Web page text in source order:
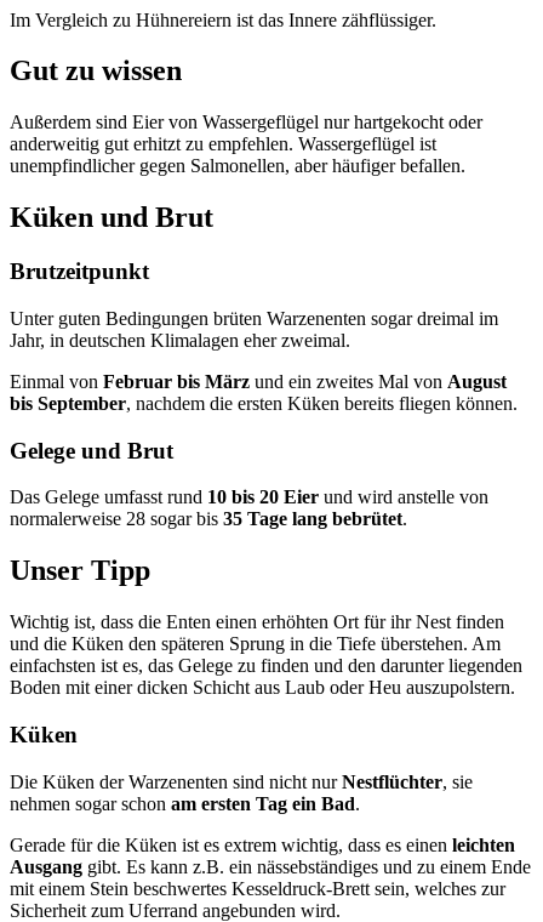
Im Vergleich zu Hühnereiern ist das Innere zähflüssiger.
Gut zu wissen
Außerdem sind Eier von Wassergeflügel nur hartgekocht oder
anderweitig gut erhitzt zu empfehlen. Wassergeflügel ist
unempfindlicher gegen Salmonellen, aber häufiger befallen.
Küken und Brut
Brutzeitpunkt
Unter guten Bedingungen brüten Warzenenten sogar dreimal im
Jahr, in deutschen Klimalagen eher zweimal.
Einmal von Februar bis März und ein zweites Mal von August
bis September, nachdem die ersten Küken bereits fliegen können.
Gelege und Brut
Das Gelege umfasst rund 10 bis 20 Eier und wird anstelle von
normalerweise 28 sogar bis 35 Tage lang bebrütet.
Unser Tipp
Wichtig ist, dass die Enten einen erhöhten Ort für ihr Nest finden
und die Küken den späteren Sprung in die Tiefe überstehen. Am
einfachsten ist es, das Gelege zu finden und den darunter liegenden
Boden mit einer dicken Schicht aus Laub oder Heu auszupolstern.
Küken
Die Küken der Warzenenten sind nicht nurNestflüchter, sie
nehmen sogar schon am ersten Tag ein Bad.
Gerade für die Küken ist es extrem wichtig, dass es einen leichten
Ausgang gibt. Es kann z.B. ein nässebständiges und zu einem Ende
mit einem Stein beschwertes Kesseldruck-Brett sein, welches zur
Sicherheit zum Uferrand angebunden wird.